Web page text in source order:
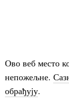
Ово веб место
непожељне.
обрађују.